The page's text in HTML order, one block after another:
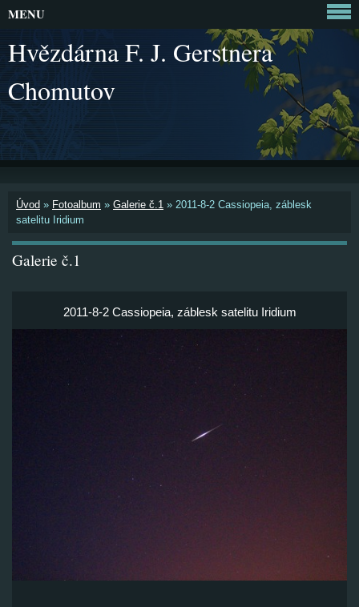
Hvězdárna F. J. Gerstnera
Chomutov
Úvod » Fotoalbum » Galerie č.1 » 2011-8-2 Cassiopeia, záblesk
satelitu Iridium
Galerie č.1
2011-8-2 Cassiopeia, záblesk satelitu Iridium
MENU